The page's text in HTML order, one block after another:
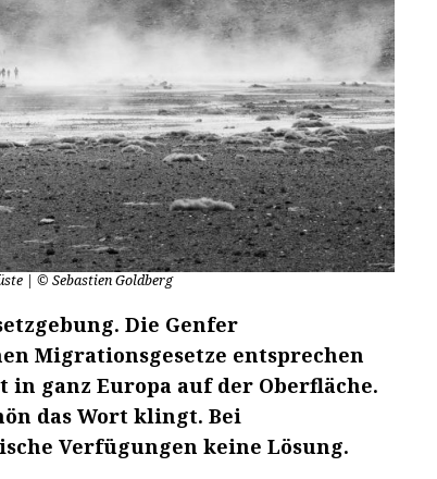
| © Sebastien Goldberg
Die Genfer
Migrationsgesetze entsprechen
ganz Europa auf der Oberfläche.
das Wort klingt. Bei
Verfügungen keine Lösung.